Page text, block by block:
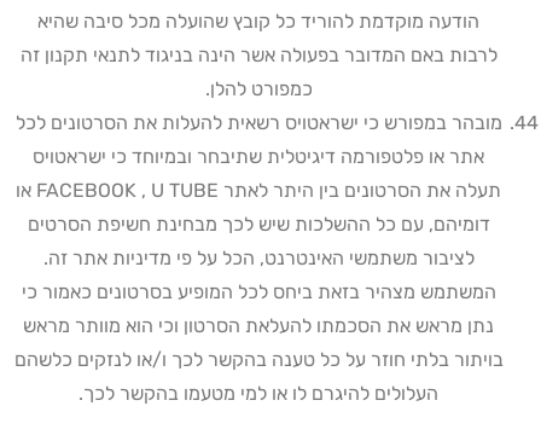
הודעה מוקדמת להוריד כל קובץ שהועלה מכל סיבה שהיא
לרבות באם המדובר בפעולה אשר הינה בניגוד לתנאי תקנון זה
כמפורט להלן.
מובהר במפורש כי ישראטויס רשאית להעלות את הסרטונים לכל
אתר או פלטפורמה דיגיטלית שתיבחר ובמיוחד כי ישראטויס
תעלה את הסרטונים בין היתר לאתר U TUBE
,
FACEBOOK או
דומיהם, עם כל ההשלכות שיש לכך מבחינת חשיפת הסרטים
לציבור משתמשי האינטרנט, הכל על פי מדיניות אתר זה.
המשתמש מצהיר בזאת ביחס לכל המופיע בסרטונים כאמור כי
נתן מראש את הסכמתו להעלאת הסרטון וכי הוא מוותר מראש
בויתור בלתי חוזר על כל טענה בהקשר לכך ו/או לנזקים כלשהם
העלולים להיגרם לו או למי מטעמו בהקשר לכך.